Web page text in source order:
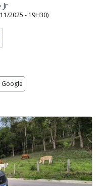
Jr
2025 - 19H30)